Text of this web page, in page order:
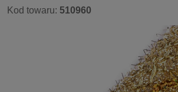
Kod towaru: 510960